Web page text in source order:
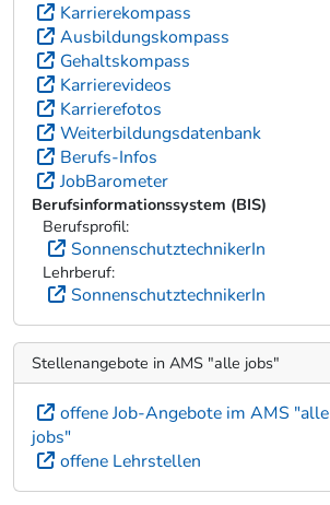
Karrierekompass
Ausbildungskompass
Gehaltskompass
Karrierevideos
Karrierefotos
Weiterbildungsdatenbank
Berufs-Infos
JobBarometer
Berufsinformationssystem (BIS)
Berufsprofil:
SonnenschutztechnikerIn
Lehrberuf:
SonnenschutztechnikerIn
Stellenangebote in AMS "alle jobs"
offene Job-Angebote im AMS "alle
jobs"
offene Lehrstellen